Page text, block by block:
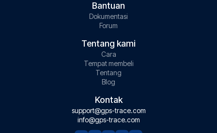
Bantuan
Dokumentasi
Forum
Tentang kami
Cara
Tempat membeli
Tentang
Blog
Kontak
support@gps-trace.com
info@gps-trace.com